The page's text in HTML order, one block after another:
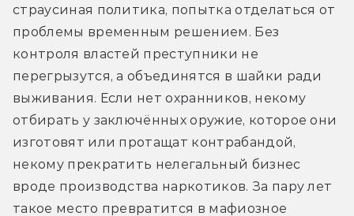
страусиная политика, попытка отделаться от
проблемы временным решением. Без
контроля властей преступники не
перегрызутся, а объединятся в шайки ради
выживания. Если нет охранников, некому
отбирать у заключённых оружие, которое они
изготовят или протащат контрабандой,
некому прекратить нелегальный бизнес
вроде производства наркотиков. За пару лет
такое место превратится в мафиозное